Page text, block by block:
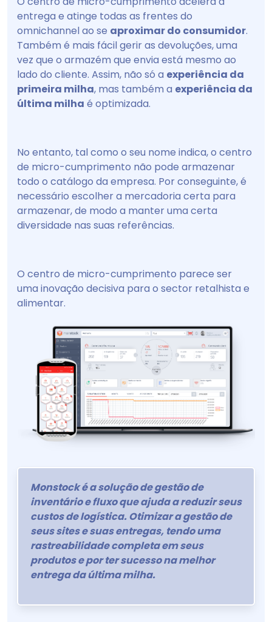
entrega e atinge todas as frentes do
omnichannel ao se aproximar do consumidor.
Também é mais fácil gerir as devoluções, uma
vez que o armazém que envia está mesmo ao
lado do cliente. Assim, não só a experiência da
primeira milha, mas também a experiência da
última milha é optimizada.
No entanto, tal como o seu nome indica, o centro
de micro-cumprimento não pode armazenar
todo o catálogo da empresa. Por conseguinte, é
necessário escolher a mercadoria certa para
armazenar, de modo a manter uma certa
diversidade nas suas referências.
O centro de micro-cumprimento parece ser
uma inovação decisiva para o sector retalhista e
alimentar.
Monstock é a solução de gestão de
inventário e fluxo que ajuda a reduzir seus
custos de logística. Otimizar a gestão de
seus sites e suas entregas, tendo uma
rastreabilidade completa em seus
produtos e por ter sucesso na melhor
entrega da última milha.